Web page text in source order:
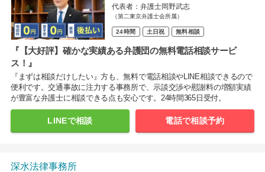
代表者：弁護士岡野武志
（第二東京弁護士会所属）
24時間 土日祝 無料相談
『【大好評】確かな実績ある弁護団の無料電話相談サービ
ス！』
『まずは相談だけしたい』方も、無料で電話相談やLINE相談できるので
便利です。交通事故に注力する事務所で、示談交渉や慰謝料の増額実績
が豊富な弁護士に相談できる点も安心です。24時間365日受付。
LINEで相談 電話で相談予約
深水法律事務所